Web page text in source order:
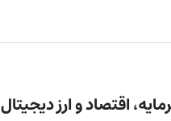
اقتصاد و ارز دیجیتال